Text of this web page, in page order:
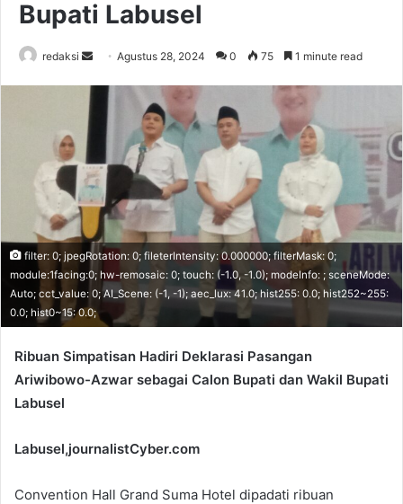
Bupati Labusel
redaksi
Send
email
Agustus 28, 2024 0 75 1 minute read
filter: 0; jpegRotation: 0; fileterIntensity: 0.000000; filterMask: 0;
module:1facing:0; hw-remosaic: 0; touch: (-1.0, -1.0); modeInfo: ; sceneMode:
Auto; cct_value: 0; AI_Scene: (-1, -1); aec_lux: 41.0; hist255: 0.0; hist252~255:
0.0; hist0~15: 0.0;
Ribuan Simpatisan Hadiri Deklarasi Pasangan
Ariwibowo-Azwar sebagai Calon Bupati dan Wakil Bupati
Labusel
Labusel,journalistCyber.com
Convention Hall Grand Suma Hotel dipadati ribuan